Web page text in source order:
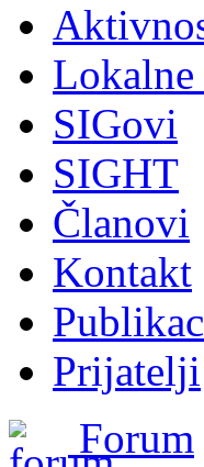
Lokalne
SIGovi
SIGHT
Članovi
Kontakt
Prijatelji
Forum